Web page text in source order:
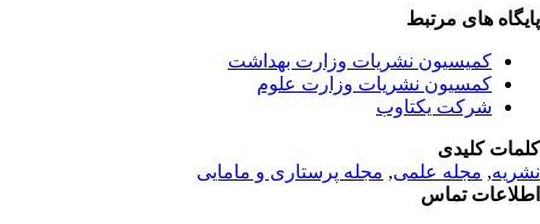
های مرتبط
کمیسیون نشریات وزارت بهداشت
کمسیون نشریات وزارت علوم
شرکت یکتاوب
کلیدی
,مجله علمی, مجله پرستاری و مامایی
تماس